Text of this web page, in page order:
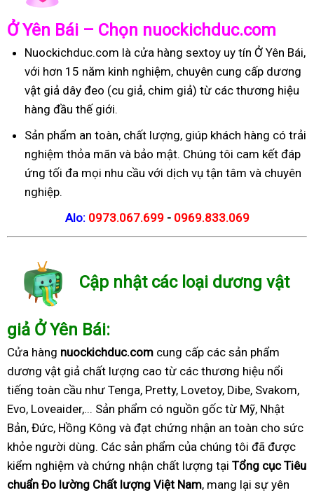
Ở Yên Bái – Chọn nuockichduc.com
Nuockichduc.com là cửa hàng sextoy uy tín Ở Yên Bái,
với hơn 15 năm kinh nghiệm, chuyên cung cấp dương
vật giả dây đeo (cu giả, chim giả) từ các thương hiệu
hàng đầu thế giới.
Sản phẩm an toàn, chất lượng, giúp khách hàng có trải
nghiệm thỏa mãn và bảo mật. Chúng tôi cam kết đáp
ứng tối đa mọi nhu cầu với dịch vụ tận tâm và chuyên
nghiệp.
Alo:0973.067.699 - 0969.833.069
Cập nhật các loại dương vật
giả Ở Yên Bái:
Cửa hàng nuockichduc.com cung cấp các sản phẩm
dương vật giả chất lượng cao từ các thương hiệu nổi
tiếng toàn cầu như Tenga, Pretty, Lovetoy, Dibe, Svakom,
Evo, Loveaider,... Sản phẩm có nguồn gốc từ Mỹ, Nhật
Bản, Đức, Hồng Kông và đạt chứng nhận an toàn cho sức
khỏe người dùng. Các sản phẩm của chúng tôi đã được
kiểm nghiệm và chứng nhận chất lượng tại Tổng cục Tiêu
chuẩn Đo lường Chất lượng Việt Nam, mang lại sự yên